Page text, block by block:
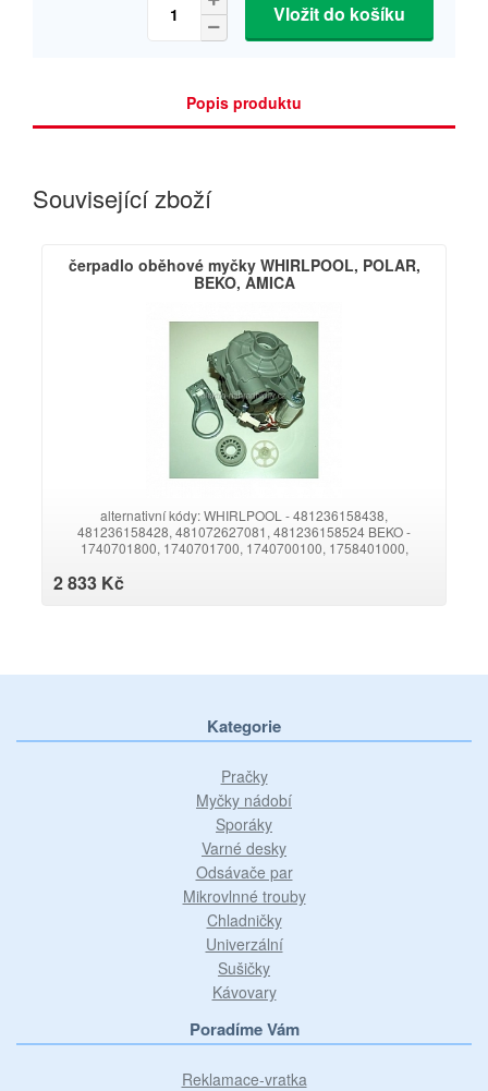
Vložit do košíku
Popis produktu
Související zboží
čerpadlo oběhové myčky WHIRLPOOL, POLAR,
BEKO, AMICA
alternativní kódy: WHIRLPOOL - 481236158438,
481236158428, 481072627081, 481236158524 BEKO -
1740701800, 1740701700, 1740700100, 1758401000,
2 833 Kč
Kategorie
Pračky
Myčky nádobí
Sporáky
Varné desky
Odsávače par
Mikrovlnné trouby
Chladničky
Univerzální
Sušičky
Kávovary
Poradíme Vám
Reklamace-vratka